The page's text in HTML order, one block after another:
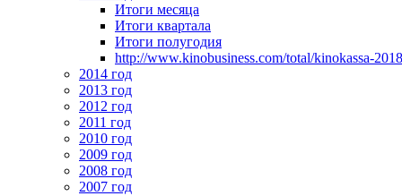
Итоги месяца
Итоги квартала
Итоги полугодия
http://www.kinobusiness.com/total/kinokassa-
2014 год
2013 год
2012 год
2011 год
2010 год
2009 год
2008 год
2007 год